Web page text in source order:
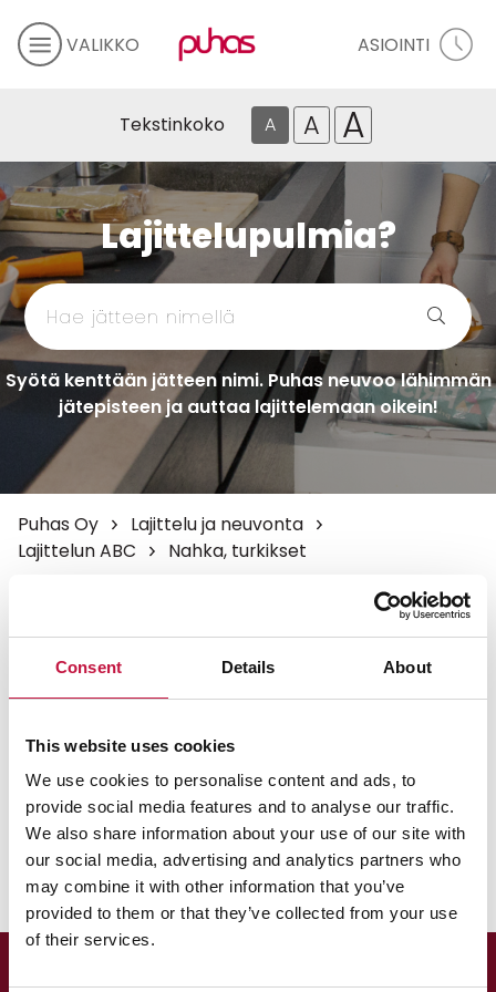
Consent Details About
This website uses cookies
We use cookies to personalise content and ads, to
provide social media features and to analyse our traffic.
We also share information about your use of our site with
our social media, advertising and analytics partners who
may combine it with other information that you’ve
provided to them or that they’ve collected from your use
of their services.
VALIKKO ASIOINTI
Tekstinkoko A A A
Lajittelupulmia?
Syötä kenttään jätteen nimi. Puhas neuvoo lähimmän
jätepisteen ja auttaa lajittelemaan oikein!
Puhas Oy
Lajittelu ja neuvonta
Lajittelun ABC
Nahka, turkikset
Vie käyttökelpoiset ja ehjät nahkavaatteet, -laukut
ja -jalkineet sekä turkikset tekstiilien keräykseen
muovipussiin pakattuina tai kirpputoreille.